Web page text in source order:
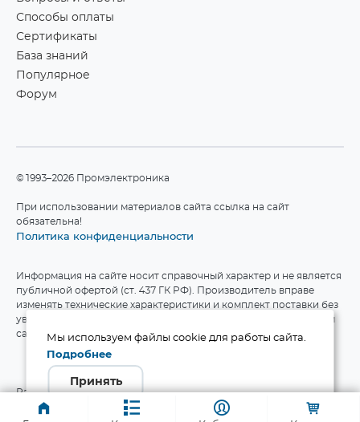
Способы оплаты
Сертификаты
База знаний
Популярное
Форум
©1993–2026 Промэлектроника
При использовании материалов сайта ссылка на сайт
обязательна!
Политика конфиденциальности
Информация на сайте носит справочный характер и не является
публичной офертой (ст. 437 ГК РФ). Производитель вправе
изменять технические характеристики и комплект поставки без
уведомления. Актуальные данные приведены на официальном
сайте производителя.
Разработка сайта
Мы используем файлы cookie для работы сайта.
Подробнее
Принять